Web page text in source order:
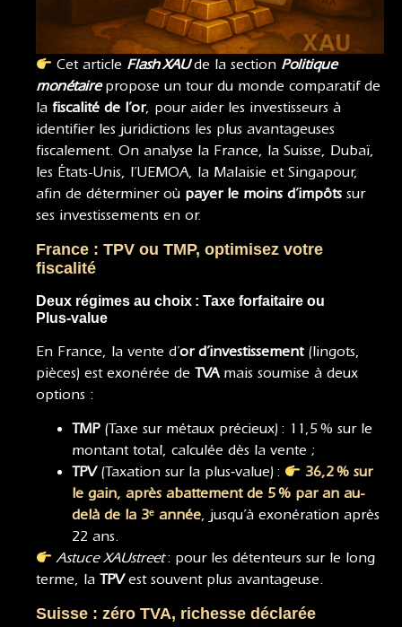
Cet article Flash XAUde la section Politique
monétairepropose un tour du monde comparatif de
la fiscalité de l’or, pour aider les investisseurs à
identifier les juridictions les plus avantageuses
fiscalement. On analyse la France, la Suisse, Dubaï,
les États-Unis, l’UEMOA, la Malaisie et Singapour,
afin de déterminer où payer le moins d’impôts sur
ses investissements en or.
France : TPV ou TMP, optimisez votre
fiscalité
Deux régimes au choix : Taxe forfaitaire ou
Plus‑value
En France, la vente d’or d’investissement(lingots,
pièces) est exonérée de TVAmais soumise à deux
options :
TMP(Taxe sur métaux précieux) : 11,5 % sur le
montant total, calculée dès la vente ;
TPV(Taxation sur la plus‑value) :
36,2 % sur
le gain, après abattement de 5 % par an au-
delà de la 3ᵉ année, jusqu’à exonération après
22 ans.
Astuce XAUstreet: pour les détenteurs sur le long
terme, la TPVest souvent plus avantageuse.
Suisse : zéro TVA, richesse déclarée